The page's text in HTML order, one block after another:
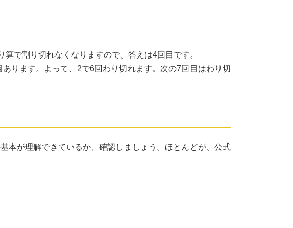
で割り切れなくなりますので、答えは4回目です。
ります。よって、2で6回わり切れます。次の7回目はわり切
本が理解できているか、確認しましょう。ほとんどが、公式